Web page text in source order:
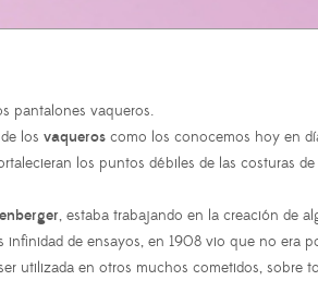
pantalones vaqueros.
los vaqueros como los conocemos hoy en
los puntos débiles de las costuras
, estaba trabajando en la creación de
de ensayos, en 1908 vio que no era
utilizada en otros muchos cometidos, sobre